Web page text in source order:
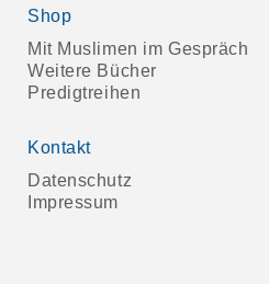
Shop
Mit Muslimen im Gespräch
Weitere Bücher
Predigtreihen
Kontakt
Datenschutz
Impressum